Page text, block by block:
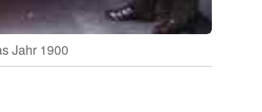
Jahr 1900